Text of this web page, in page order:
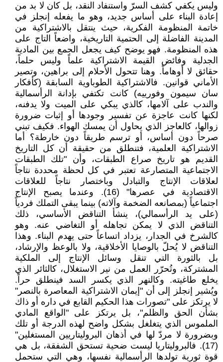
وليس يكفي كشف السرّ واستنفاد النقد، بل كان لا بد من
إعادة البناء على أساس جديد، وهو ما يفعله إنجلز في
خاتمة المنظومة الفكرية، حيث ينتقل بالاشتراكية من
المدينة الفاضلة إلى الحتمية التاريخية، واضعاً التاج على
هذه المنظومة. فهو يوضح كيف يجعل الجمع بين المادية
الجدلية وفائض القيمة الاشتراكية علماً وليس حلماً،
حقائق لا أوهاماً. وهنا تتحول الأحلام إلى براهين، وتصير
الأماني قوانين. فالاشتراكية الطوباوية السابقة (كأفكار
سان سيمون وفورييه) كانت تكتفي بإدانة الرأسمالية
والندب على آلامها، كالذي يبكي على الميت ولا يدفنه،
لكنها كانت عاجزة عن تفسير وجودها أو إثبات ضرورة
زوالها، كالعاجز الذي يحاول أن يمسك الهواء. فكيف تبني
صرحاً دون أساس، أو ترسم طريقاً دون خارطة؟ أما
الاشتراكية العلمية، فتنطلق من حقيقة أن كل التاريخ
القديم هو تاريخ صراع الطبقات، وأن "تلك الطبقات
الاجتماعية المتصارعة تعتبر في كل لحظة محددة نتاجاً
لعلاقات الإنتاج والتبادل وباختصار نتاجاً للعلاقات
الاقتصادية في عصرها" (16). وعندما يصبح الإنتاج
اجتماعياً (بمصانعه الضخمة وآلاته) بينما يبقى التملك فردياً
(على يد الرأسمالي)، ينشأ التناقض الأساسي، ذلك
التناقض الذي لا يمكن تجاهله أو التغاضي عنه. وهو
كالشرخ في الجدار، يزداد اتساعاً حتى يهدم البناء. وهذا
التناقض لا يُحلّ بالوصايا الأخلاقية، ولا بالوعظ والإرشاد،
بل بالثورة التي تنقل وسائل الإنتاج إلى الملكية
المشتركة، وتُحرّر العمل من نير الاستغلال، كالثائر الذي
يخلع طاغيته. وكالنهر الذي يكسر السد فينطلق حراً.
ويُشير إنجلز إلى أن "إيمان الاشتراكية المعاصرة بالنصر"
لا يرتكز على "تصورات هذا الحكيم القابع في داره أو ذاك
بشأن الحق والظلم"، بل يرتكز على "الواقع المادي
الملموس الذي يتغلغل بشكل واضح لهذه الدرجة أو تلك
وبضرورة لا مردّ لها في أذهان البروليتاريين المستغلين"
(17). فالبروليتاريا ليست ضحية تستحق الشفقة، بل هي
قوة ثورية تولدها الرأسمالية نفسها، وهي التي ستحمل